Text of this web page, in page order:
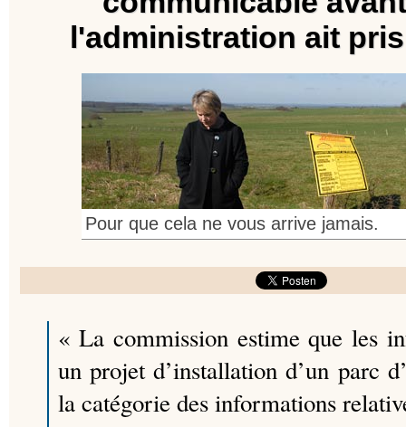
l'administration ait
Pour que cela ne vous arrive jamais.
« La commission estime que les
un projet d’installation d’un parc
la catégorie des informations